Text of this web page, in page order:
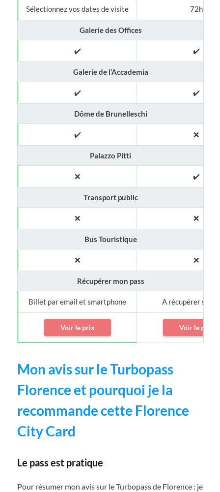
Sélectionnez vos dates de visite 72h
Galerie des Offices
✔️ ✔️
Galerie de l’Accademia
✔️ ✔️
Dôme de Brunelleschi
✔️ ❌
Palazzo Pitti
❌ ✔️
Transport public
❌ ❌
Bus Touristique
❌ ❌
Récupérer mon pass
Billet par email et smartphone A récupérer sur
Voir le prix Voir le prix
Mon avis sur le Turbopass
Florence et pourquoi je la
recommande cette Florence
City Card
Le pass est pratique
Pour résumer mon avis sur le Turbopass de Florence : je